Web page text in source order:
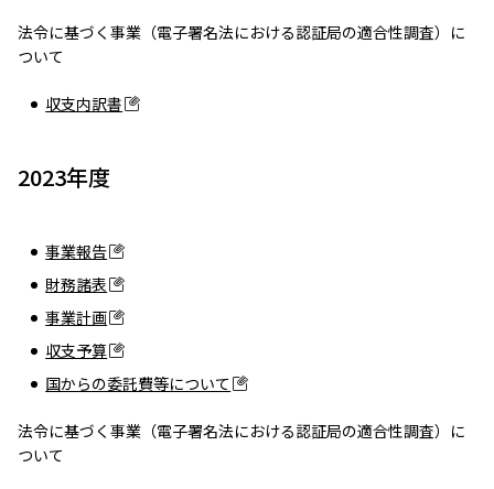
法令に基づく事業（電子署名法における認証局の適合性調査）に
ついて
収支内訳書
2023年度
事業報告
財務諸表
事業計画
収支予算
国からの委託費等について
法令に基づく事業（電子署名法における認証局の適合性調査）に
ついて